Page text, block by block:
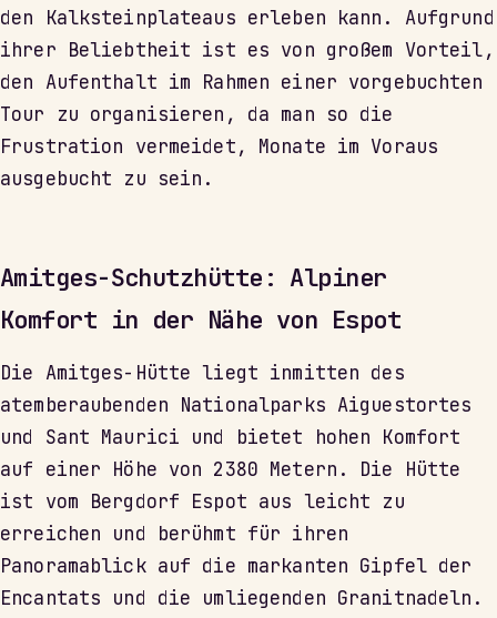
den Kalksteinplateaus erleben kann. Aufgrund
ihrer Beliebtheit ist es von großem Vorteil,
den Aufenthalt im Rahmen einer vorgebuchten
Tour zu organisieren, da man so die
Frustration vermeidet, Monate im Voraus
ausgebucht zu sein.
Amitges-Schutzhütte: Alpiner
Komfort in der Nähe von Espot
Die Amitges-Hütte liegt inmitten des
atemberaubenden Nationalparks Aiguestortes
und Sant Maurici und bietet hohen Komfort
auf einer Höhe von 2380 Metern. Die Hütte
ist vom Bergdorf Espot aus leicht zu
erreichen und berühmt für ihren
Panoramablick auf die markanten Gipfel der
Encantats und die umliegenden Granitnadeln.